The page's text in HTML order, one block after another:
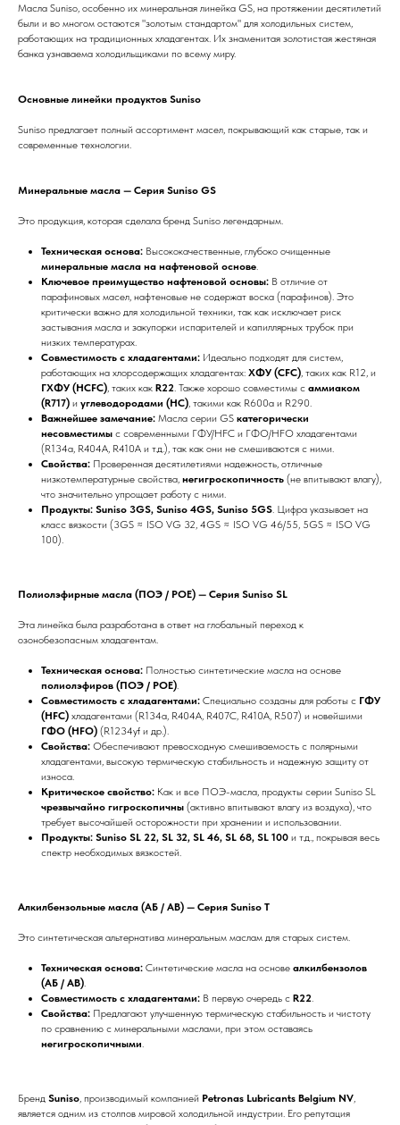
Масла Suniso, особенно их минеральная линейка GS, на протяжении десятилетий
были и во многом остаются "золотым стандартом" для холодильных систем,
работающих на традиционных хладагентах. Их знаменитая золотистая жестяная
банка узнаваема холодильщиками по всему миру.
Основные линейки продуктов Suniso
Suniso предлагает полный ассортимент масел, покрывающий как старые, так и
современные технологии.
Минеральные масла — Серия Suniso GS
Это продукция, которая сделала бренд Suniso легендарным.
Техническая основа: Высококачественные, глубоко очищенные
минеральные масла на нафтеновой основе
Ключевое преимущество нафтеновой основы: В отличие от
парафиновых масел, нафтеновые не содержат воска (парафинов). Это
критически важно для холодильной техники, так как исключает риск
застывания масла и закупорки испарителей и капиллярных трубок при
низких температурах.
Совместимость с хладагентами: Идеально подходят для систем,
работающих на хлорсодержащих хладагентах: ХФУ (CFC) , таких как R12, и
ГХФУ (HCFC) , таких как R22 . Также хорошо совместимы с аммиаком
(R717) и углеводородами (HC) , такими как R600a и R290.
Важнейшее замечание: Масла серии GS категорически
несовместимы с современными ГФУ/HFC и ГФО/HFO хладагентами
(R134a, R404A, R410A и т.д.), так как они не смешиваются с ними.
Свойства: Проверенная десятилетиями надежность, отличные
низкотемпературные свойства, негигроскопичность (не впитывают влагу),
что значительно упрощает работу с ними.
Продукты: Suniso 3GS, Suniso 4GS, Suniso 5GS . Цифра указывает на
класс вязкости (3GS ≈ ISO VG 32, 4GS ≈ ISO VG 46/55, 5GS ≈ ISO VG
100).
Полиолэфирные масла (ПОЭ / POE) — Серия Suniso SL
Эта линейка была разработана в ответ на глобальный переход к
озонобезопасным хладагентам.
Техническая основа: Полностью синтетические масла на основе
полиолэфиров (ПОЭ / POE)
Совместимость с хладагентами: Специально созданы для работы с ГФУ
(HFC) хладагентами (R134a, R404A, R407C, R410A, R507) и новейшими
ГФО (HFO) (R1234yf и др.).
Свойства: Обеспечивают превосходную смешиваемость с полярными
хладагентами, высокую термическую стабильность и надежную защиту от
износа.
Критическое свойство: Как и все ПОЭ-масла, продукты серии Suniso SL
чрезвычайно гигроскопичны (активно впитывают влагу из воздуха), что
требует высочайшей осторожности при хранении и использовании.
Продукты: Suniso SL 22, SL 32, SL 46, SL 68, SL 100 и т.д., покрывая весь
спектр необходимых вязкостей.
Алкилбензольные масла (АБ / AB) — Серия Suniso T
Это синтетическая альтернатива минеральным маслам для старых систем.
Техническая основа: Синтетические масла на основе алкилбензолов
(АБ / AB)
Совместимость с хладагентами: В первую очередь с R22
Свойства: Предлагают улучшенную термическую стабильность и чистоту
по сравнению с минеральными маслами, при этом оставаясь
негигроскопичными
Бренд Suniso , производимый компанией Petronas Lubricants Belgium NV
является одним из столпов мировой холодильной индустрии. Его репутация